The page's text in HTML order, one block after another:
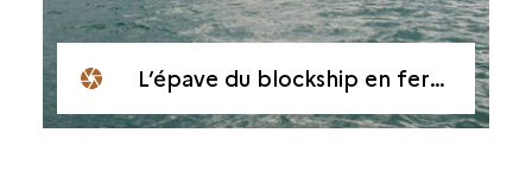
L’épave du blockship en ferrociment David O’Saylor